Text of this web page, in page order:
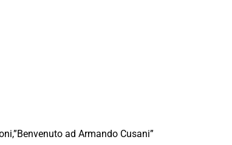
ad Armando Cusani”